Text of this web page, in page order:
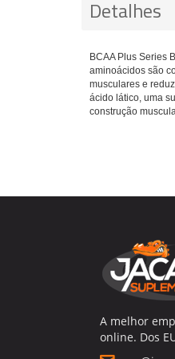
Detalhes
BCAA Plus Series
aminoácidos são
musculares e
ácido lático, uma
construção
A melhor
online. Dos